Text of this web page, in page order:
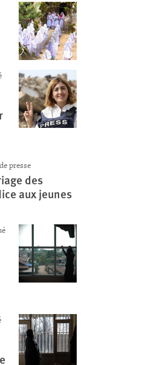
presse
des
aux jeunes